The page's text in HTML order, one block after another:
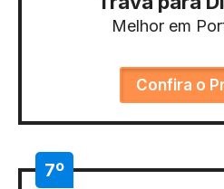
Melhor em
Confira o
7º